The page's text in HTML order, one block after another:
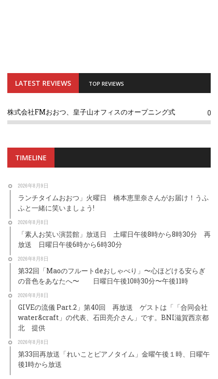
LATEST REVIEWS TOP REVIEWS
株式会社FMおおつ、皇子山オフィスのオープニング式 0
TIMELINE
2026年8月9日
ランチタイムおおつ」火曜日 橋本恵里奈さんがお届け！うふ
ふと一緒に笑いましょう!
2026年8月8日
「素人お笑い演芸館」放送日 土曜日午後8時から8時30分 再
放送 日曜日午後6時から6時30分
2026年8月8日
第32回「Maoのフルートdeおしゃべり」〜心ほどける安らぎ
の音色をあなたへ〜 日曜日午後10時30分〜午後11時
2026年8月8日
GIVEの流儀 Part.2」第40回 再放送 ゲストは「「合同会社
water&craft」の代表、石田亮介さん」です。BNI滋賀西京都
北 提供
2026年8月8日
第33回再放送「れいことピアノタイム」金曜午後１時、日曜午
後1時から放送